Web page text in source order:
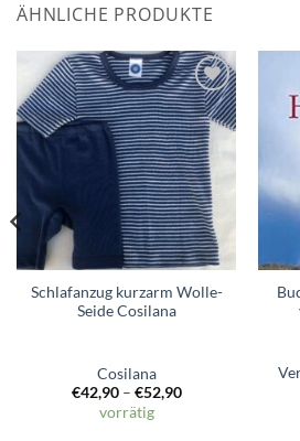
ÄHNLICHE PRODUKTE
Zum
Wunschzettel
hinzufügen
Schlafanzug kurzarm Wolle-
Seide Cosilana
Cosilana
€42,90– €52,90
vorrätig